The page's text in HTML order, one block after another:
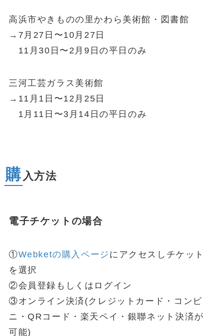
高浜市やきものの里かわら美術館・図書館
→7月27日〜10月27日
11月30日〜2月9日の平日のみ
三河工芸ガラス美術館
→11月1日〜12月25日
1月11日〜3月14日の平日のみ
購 入方法
電子チケットの場合
①Webketの購入ページ にアクセスしチケット
を選択
②会員登録もしくはログイン
③オンライン決済(クレジットカード・コンビ
ニ・QRコード・楽天ペイ・銀聯ネット決済が
可能)